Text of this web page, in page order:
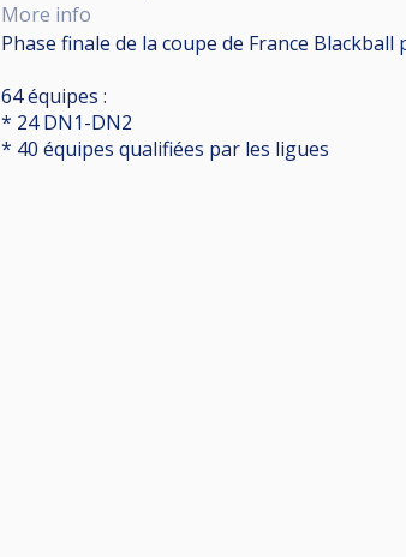
More info
Phase finale de la coupe de France Blackball
64 équipes :
* 24 DN1-DN2
* 40 équipes qualifiées par les ligues